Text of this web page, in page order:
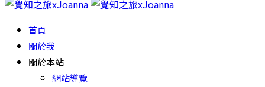
首頁
關於我
關於本站
網站導覽